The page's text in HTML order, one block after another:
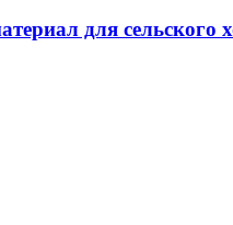
для сельского